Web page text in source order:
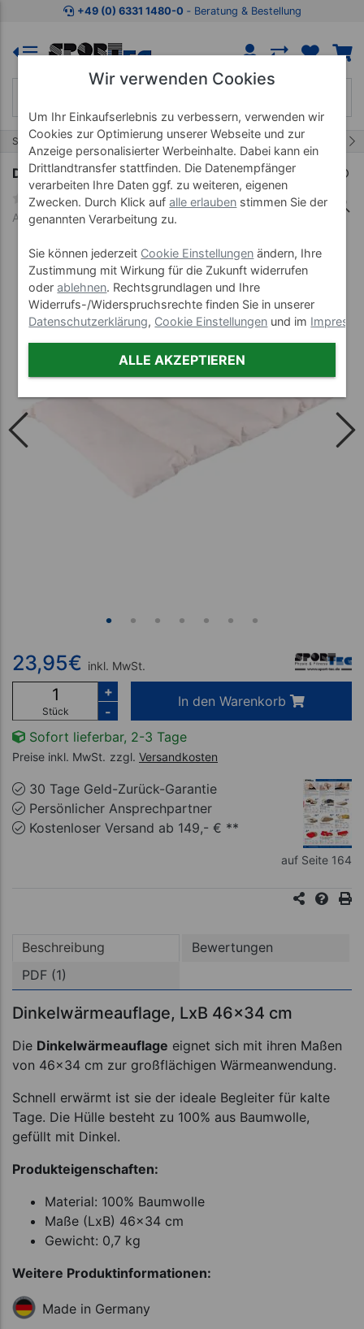
Zum Kaufbereich springen Zur Produktbeschreibung
+49 (0) 6331 1480-0 ‐ Beratung & Bestellung
Start Wellnessprodukte Dinkelkissen
Dinkelwärmeauflage, LxB 46x34 cm
Art-Nr. 36060
23,95€ inkl. MwSt.
Stück
+
-
In den Warenkorb
Sofort lieferbar, 2-3 Tage
Preise inkl. MwSt. zzgl. Versandkosten
30 Tage Geld-Zurück-Garantie
Persönlicher Ansprechpartner
Kostenloser Versand ab 149,- € **
auf Seite 164
Beschreibung
Bewertungen
PDF (1)
Dinkelwärmeauflage, LxB 46x34 cm
Die Dinkelwärmeauflage eignet sich mit ihren Maßen
von 46x34 cm zur großflächigen Wärmeanwendung.
Schnell erwärmt ist sie der ideale Begleiter für kalte
Tage. Die Hülle besteht zu 100% aus Baumwolle,
gefüllt mit Dinkel.
Produkteigenschaften:
Material: 100% Baumwolle
Maße (LxB) 46x34 cm
Gewicht: 0,7 kg
Weitere Produktinformationen:
Made in Germany
Wir verwenden Cookies
Um Ihr Einkaufserlebnis zu verbessern, verwenden wir
Cookies zur Optimierung unserer Webseite und zur
Anzeige personalisierter Werbeinhalte. Dabei kann ein
Drittlandtransfer stattfinden. Die Datenempfänger
verarbeiten Ihre Daten ggf. zu weiteren, eigenen
Zwecken. Durch Klick aufalle erlauben stimmen Sie der
genannten Verarbeitung zu.
Sie können jederzeit Cookie Einstellungen ändern, Ihre
Zustimmung mit Wirkung für die Zukunft widerrufen
oderablehnen. Rechtsgrundlagen und Ihre
Widerrufs-/Widerspruchsrechte finden Sie in unserer
Datenschutzerklärung, Cookie Einstellungen und im
ALLE AKZEPTIEREN